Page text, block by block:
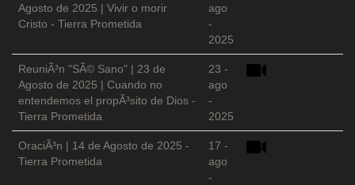
Agosto de 2025 | Vivir o morir
Cristo - Tierra Prometida
ago
-
2025
ReuniÃ³n "SÃ© Sano" | 23 de
Agosto de 2025 | Cuando no
entendemos el propÃ³sito de Dios -
Tierra Prometida
23 -
ago
-
2025
OraciÃ³n | 14 de Agosto de 2025 -
Tierra Prometida
17 -
ago
-